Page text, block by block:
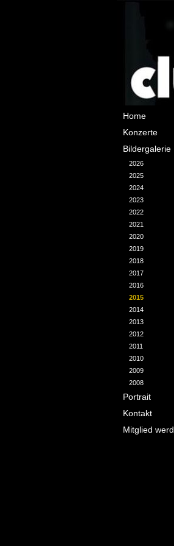
Navigation
Home
Konzerte
Bildergalerie
2026
2025
2024
2023
2022
2021
2020
2019
2018
2017
2016
2015
2014
2013
2012
2011
2010
2009
2008
Portrait
Kontakt
Mitglied